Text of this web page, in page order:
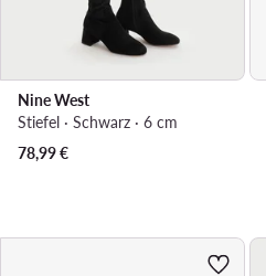
Nine West
Stiefel · Schwarz · 6 cm
78,99€